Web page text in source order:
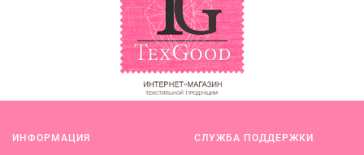
ИНФОРМАЦИЯ СЛУЖБА ПОДДЕРЖКИ